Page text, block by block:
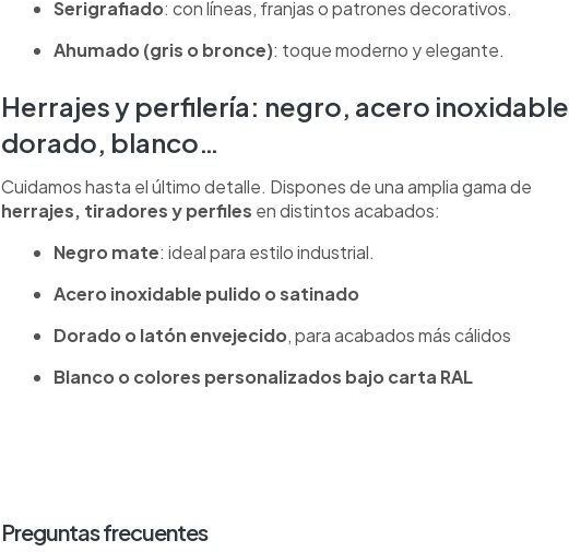
Serigrafiado: con líneas, franjas o patrones decorativos.
Ahumado (gris o bronce): toque moderno y elegante.
Herrajes y perfilería: negro, acero
dorado, blanco…
Cuidamos hasta el último detalle. Dispones de una amplia gama de
herrajes, tiradores y perfiles en distintos acabados:
Negro mate: ideal para estilo industrial.
Acero inoxidable pulido o satinado
Dorado o latón envejecido, para acabados más cálidos
Blanco o colores personalizados bajo carta RAL
Preguntas frecuentes